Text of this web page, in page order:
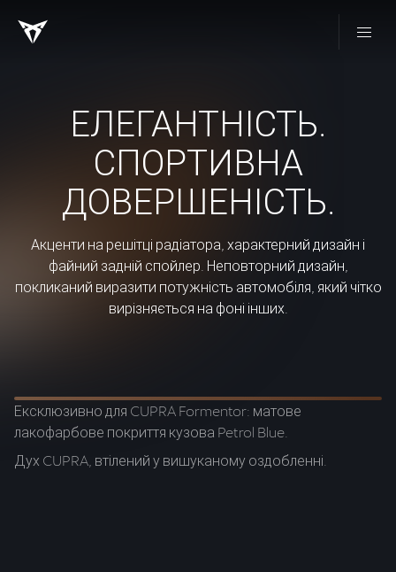
ЕЛЕГАНТНІСТЬ.
СПОРТИВНА
ДОВЕРШЕНІСТЬ.
Акценти на решітці радіатора, характерний дизайн і
файний задній спойлер. Неповторний дизайн,
покликаний виразити потужність автомобіля, який чітко
вирізняється на фоні інших.
Ексклюзивно для CUPRA Formentor: матове
лакофарбове покриття кузова Petrol Blue.
Дух CUPRA, втілений у вишуканому оздобленні.